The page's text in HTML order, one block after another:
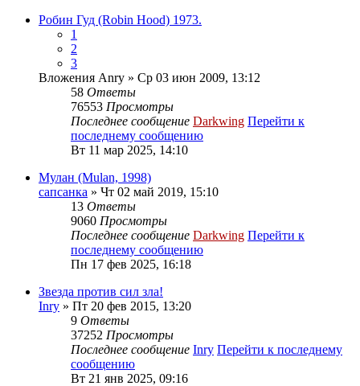
Робин Гуд (Robin Hood) 1973.
1
2
3
Вложения Anry » Ср 03 июн 2009, 13:12
58 Ответы
76553 Просмотры
Последнее сообщение Darkwing Перейти к
последнему сообщению
Вт 11 мар 2025, 14:10
Мулан (Mulan, 1998)
сапсанка » Чт 02 май 2019, 15:10
13 Ответы
9060 Просмотры
Последнее сообщение Darkwing Перейти к
последнему сообщению
Пн 17 фев 2025, 16:18
Звезда против сил зла!
Inry » Пт 20 фев 2015, 13:20
9 Ответы
37252 Просмотры
Последнее сообщение Inry Перейти к последнему
сообщению
Вт 21 янв 2025, 09:16